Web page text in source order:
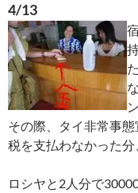
4/13
その際、タイ非常事
税を支払わなかった分
ロシヤと2人分で